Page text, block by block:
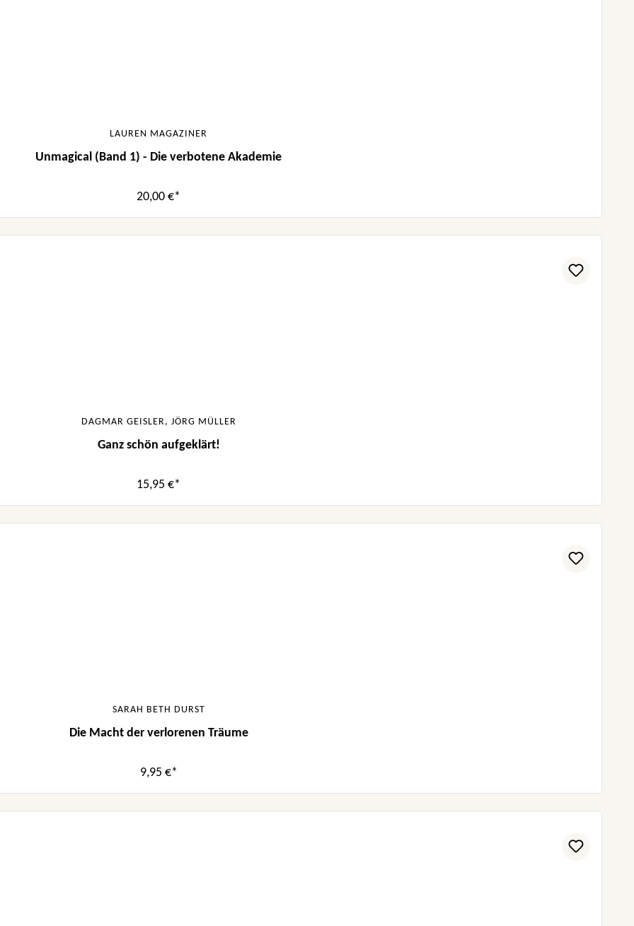
LAUREN MAGAZINER
Unmagical (Band 1) - Die verbotene Akademie
20,00 €*
DAGMAR GEISLER, JÖRG MÜLLER
Ganz schön aufgeklärt!
15,95 €*
SARAH BETH DURST
Die Macht der verlorenen Träume
9,95 €*